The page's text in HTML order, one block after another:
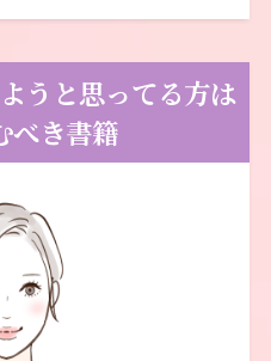
うと思ってる方は
べき書籍